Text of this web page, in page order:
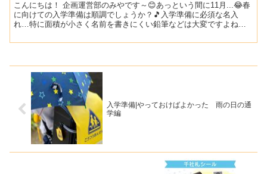
こんにちは！ 企画運営部のみやです～😊あっという間に11月...😂春
に向けての入学準備は順調でしょうか？🎵入学準備に必須な名入
れ…特に面積が小さく名前を書きにくい鉛筆などは大変ですよね😖
入学準備|やっておけばよかった 雨の日の通
学編